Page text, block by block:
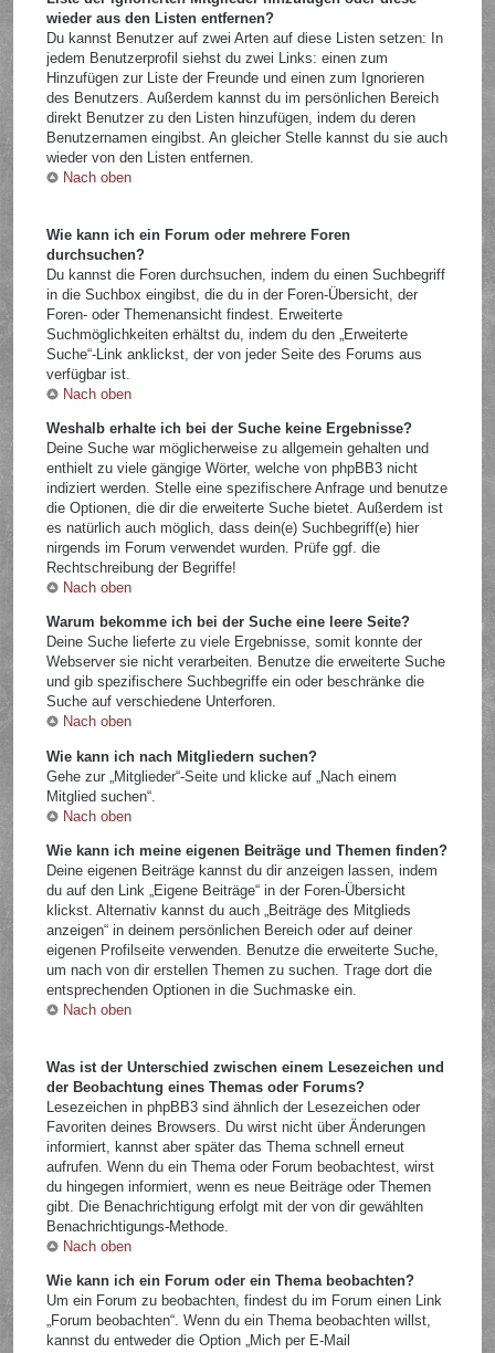
wieder aus den Listen entfernen?
Du kannst Benutzer auf zwei Arten auf diese Listen setzen: In
jedem Benutzerprofil siehst du zwei Links: einen zum
Hinzufügen zur Liste der Freunde und einen zum Ignorieren
des Benutzers. Außerdem kannst du im persönlichen Bereich
direkt Benutzer zu den Listen hinzufügen, indem du deren
Benutzernamen eingibst. An gleicher Stelle kannst du sie auch
wieder von den Listen entfernen.
Nach oben
Wie kann ich ein Forum oder mehrere Foren
durchsuchen?
Du kannst die Foren durchsuchen, indem du einen Suchbegriff
in die Suchbox eingibst, die du in der Foren-Übersicht, der
Foren- oder Themenansicht findest. Erweiterte
Suchmöglichkeiten erhältst du, indem du den „Erweiterte
Suche“-Link anklickst, der von jeder Seite des Forums aus
verfügbar ist.
Nach oben
Weshalb erhalte ich bei der Suche keine Ergebnisse?
Deine Suche war möglicherweise zu allgemein gehalten und
enthielt zu viele gängige Wörter, welche von phpBB3 nicht
indiziert werden. Stelle eine spezifischere Anfrage und benutze
die Optionen, die dir die erweiterte Suche bietet. Außerdem ist
es natürlich auch möglich, dass dein(e) Suchbegriff(e) hier
nirgends im Forum verwendet wurden. Prüfe ggf. die
Rechtschreibung der Begriffe!
Nach oben
Warum bekomme ich bei der Suche eine leere Seite?
Deine Suche lieferte zu viele Ergebnisse, somit konnte der
Webserver sie nicht verarbeiten. Benutze die erweiterte Suche
und gib spezifischere Suchbegriffe ein oder beschränke die
Suche auf verschiedene Unterforen.
Nach oben
Wie kann ich nach Mitgliedern suchen?
Gehe zur „Mitglieder“-Seite und klicke auf „Nach einem
Mitglied suchen“.
Nach oben
Wie kann ich meine eigenen Beiträge und Themen finden?
Deine eigenen Beiträge kannst du dir anzeigen lassen, indem
du auf den Link „Eigene Beiträge“ in der Foren-Übersicht
klickst. Alternativ kannst du auch „Beiträge des Mitglieds
anzeigen“ in deinem persönlichen Bereich oder auf deiner
eigenen Profilseite verwenden. Benutze die erweiterte Suche,
um nach von dir erstellen Themen zu suchen. Trage dort die
entsprechenden Optionen in die Suchmaske ein.
Nach oben
Was ist der Unterschied zwischen einem Lesezeichen und
der Beobachtung eines Themas oder Forums?
Lesezeichen in phpBB3 sind ähnlich der Lesezeichen oder
Favoriten deines Browsers. Du wirst nicht über Änderungen
informiert, kannst aber später das Thema schnell erneut
aufrufen. Wenn du ein Thema oder Forum beobachtest, wirst
du hingegen informiert, wenn es neue Beiträge oder Themen
gibt. Die Benachrichtigung erfolgt mit der von dir gewählten
Benachrichtigungs-Methode.
Nach oben
Wie kann ich ein Forum oder ein Thema beobachten?
Um ein Forum zu beobachten, findest du im Forum einen Link
„Forum beobachten“. Wenn du ein Thema beobachten willst,
kannst du entweder die Option „Mich per E-Mail